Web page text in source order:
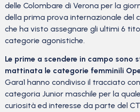
delle Colombare di Verona per la
della prima prova internazionale del
che ha visto assegnare gli ultimi 6
categorie agonistiche.
Le prime a scendere in campo sono
mattinata le categorie femminili
Gara1 hanno condiviso il tracciato
categoria Junior maschile per la
curiosità ed interesse da parte del